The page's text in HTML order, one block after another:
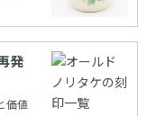
発
価値